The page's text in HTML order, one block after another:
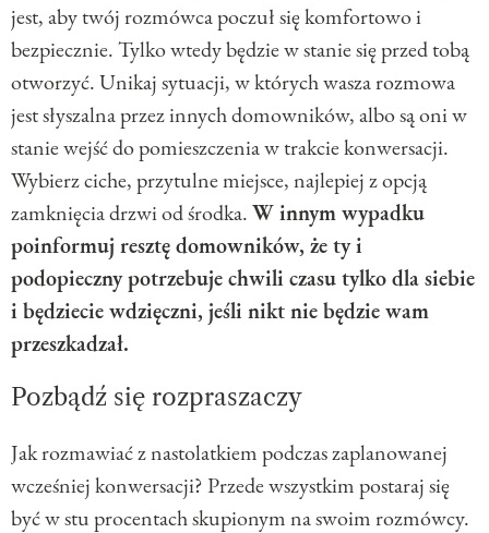
jest, aby twój rozmówca poczuł się komfortowo i
bezpiecznie. Tylko wtedy będzie w stanie się przed tobą
otworzyć. Unikaj sytuacji, w których wasza rozmowa
jest słyszalna przez innych domowników, albo są oni w
stanie wejść do pomieszczenia w trakcie konwersacji.
Wybierz ciche, przytulne miejsce, najlepiej z opcją
zamknięcia drzwi od środka.W innym wypadku
poinformuj resztę domowników, że ty i
podopieczny potrzebuje chwili czasu tylko dla siebie
i będziecie wdzięczni, jeśli nikt nie będzie wam
przeszkadzał.
Pozbądź się rozpraszaczy
Jak rozmawiać z nastolatkiem podczas zaplanowanej
wcześniej konwersacji? Przede wszystkim postaraj się
być w stu procentach skupionym na swoim rozmówcy.